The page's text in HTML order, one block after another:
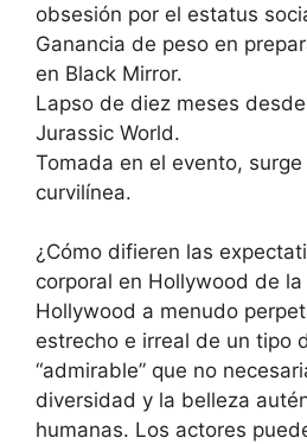
obsesión por el estatus
Ganancia de peso en
en Black Mirror.
Lapso de diez meses
Jurassic World.
Tomada en el evento,
curvilínea.
¿Cómo difieren las
corporal en Hollywood de
Hollywood a menudo
estrecho e irreal de un tipo
“admirable” que no
diversidad y la belleza
humanas. Los actores